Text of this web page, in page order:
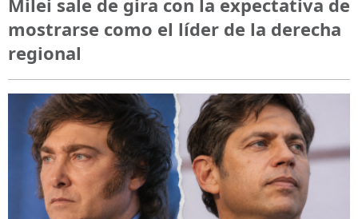
mostrarse como el líder de la derecha
regional